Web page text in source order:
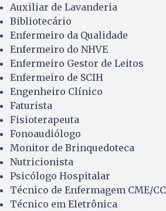
Auxiliar de Lavanderia
Bibliotecário
Enfermeiro da Qualidade
Enfermeiro do NHVE
Enfermeiro Gestor de Leitos
Enfermeiro de SCIH
Engenheiro Clínico
Faturista
Fisioterapeuta
Fonoaudiólogo
Monitor de Brinquedoteca
Nutricionista
Psicólogo Hospitalar
Técnico de Enfermagem CME/CC
Técnico em Eletrônica